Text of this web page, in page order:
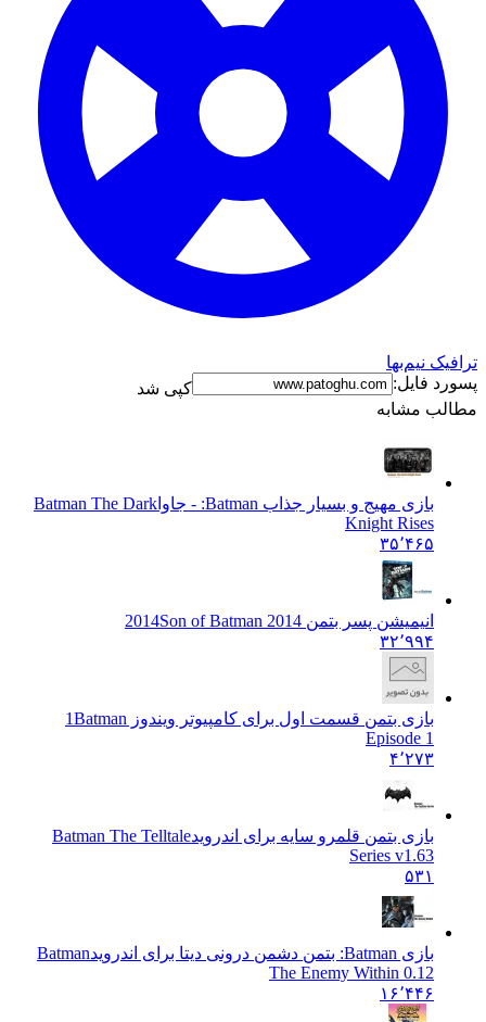
ترافیک نیم‌بها
پسورد فایل:
کپی شد
مطالب مشابه
بازی مهیج و بسیار جذاب Batman: - جاوا
Batman The Dark
Knight Rises
۳۵٬۴۶۵
انیمیشن پسر بتمن 2014 Son of Batman 2014
۳۲٬۹۹۴
بازی بتمن قسمت اول برای کامپیوتر ویندوز 1 Batman
Episode 1
۴٬۲۷۳
بازی بتمن قلمرو سایه برای اندرویدBatman The Telltale
Series v1.63
۵۳۱
بازی Batman: بتمن دشمن درونی دیتا برای اندروید
Batman
The Enemy Within 0.12
۱۶٬۴۴۶